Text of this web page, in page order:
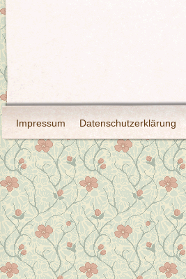
Impressum Datenschutzerklärung